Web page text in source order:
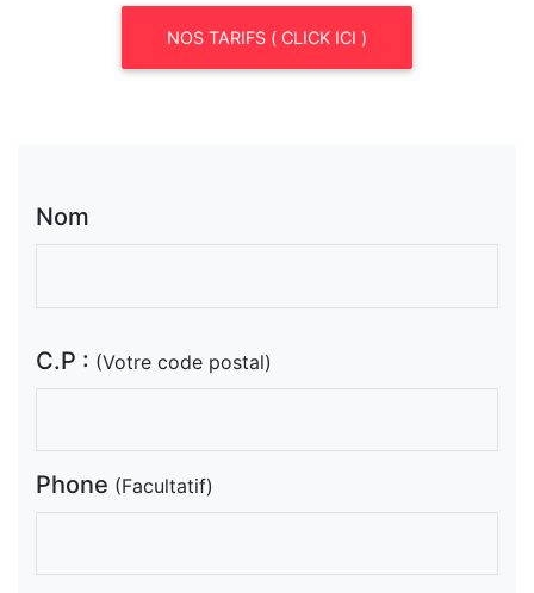
NOS TARIFS ( CLICK ICI )
Nom
C.P : (Votre code postal)
Phone (Facultatif)